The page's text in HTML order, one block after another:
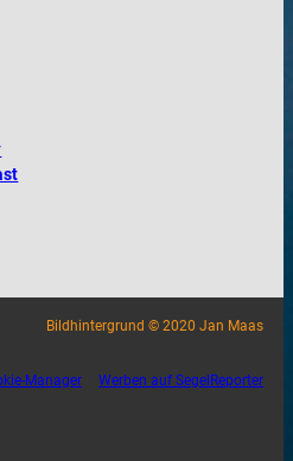
Bildhintergrund © 2020 Jan Maas
Manager Werben auf SegelReporter